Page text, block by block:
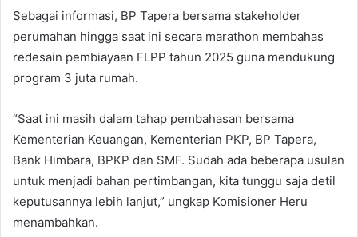
Sebagai informasi, BP Tapera bersama stakeholder
perumahan hingga saat ini secara marathon membahas
redesain pembiayaan FLPP tahun 2025 guna mendukung
program 3 juta rumah.
“Saat ini masih dalam tahap pembahasan bersama
Kementerian Keuangan, Kementerian PKP, BP Tapera,
Bank Himbara, BPKP dan SMF. Sudah ada beberapa usulan
untuk menjadi bahan pertimbangan, kita tunggu saja detil
keputusannya lebih lanjut,” ungkap Komisioner Heru
menambahkan.